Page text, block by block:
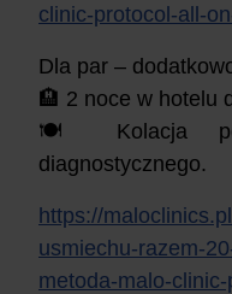
clinic-protocol-all-
Dla par –
🏨 2 noce w hotelu
🍽️ Kolacja po
diagnostycznego.
https://
usmiechu-razem-
metoda-malo-